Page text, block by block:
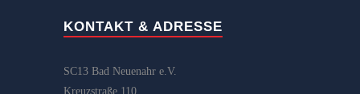
KONTAKT & ADRESSE
SC13 Bad Neuenahr e.V.
Kreuzstraße 110